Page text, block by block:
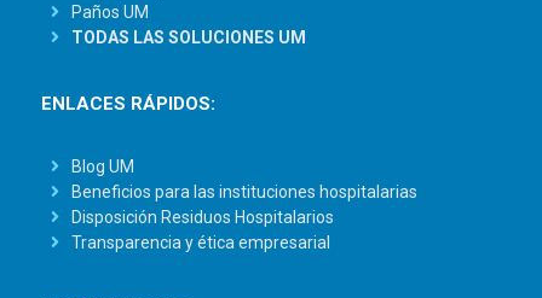
Paños UM
TODAS LAS SOLUCIONES UM
ENLACES RÁPIDOS:
Blog UM
Beneficios para las instituciones hospitalarias
Disposición Residuos Hospitalarios
Transparencia y ética empresarial